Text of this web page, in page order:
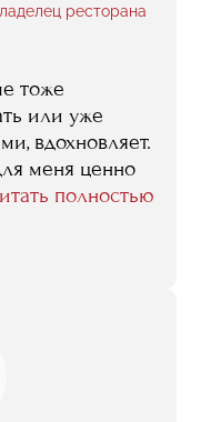
ресторана
тоже
или уже
вдохновляет.
меня ценно
Плюс я
и предложил
получил
в меня не
полностью